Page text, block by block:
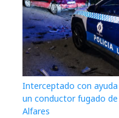
Interceptado con
un conductor fugado
Alfares